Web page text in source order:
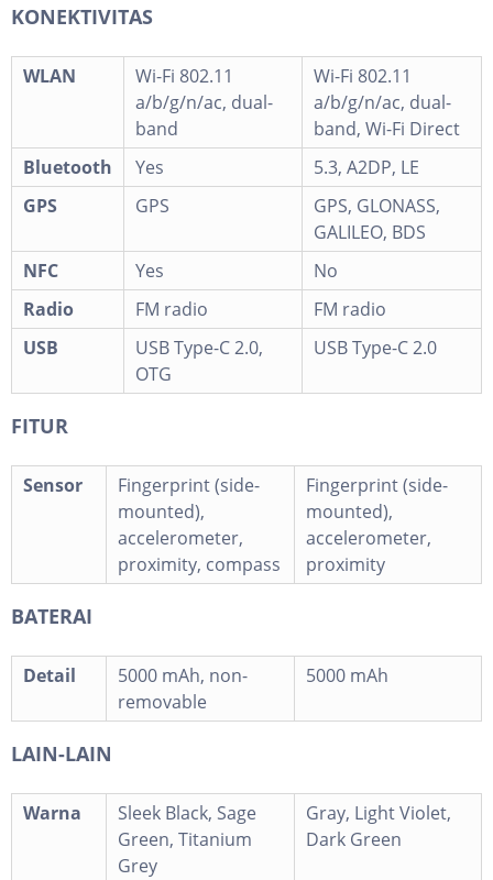
KONEKTIVITAS
WLAN
Wi-Fi 802.11
a/b/g/n/ac, dual-
band
Wi-Fi 802.11
a/b/g/n/ac, dual-
band, Wi-Fi Direct
Bluetooth
Yes
5.3, A2DP, LE
GPS
GPS
GPS, GLONASS,
GALILEO, BDS
NFC
Yes
No
Radio
FM radio
FM radio
USB
USB Type-C 2.0,
OTG
USB Type-C 2.0
FITUR
Sensor
Fingerprint (side-
mounted),
accelerometer,
proximity, compass
Fingerprint (side-
mounted),
accelerometer,
proximity
BATERAI
Detail
5000 mAh, non-
removable
5000 mAh
LAIN-LAIN
Warna
Sleek Black, Sage
Green, Titanium
Grey
Gray, Light Violet,
Dark Green